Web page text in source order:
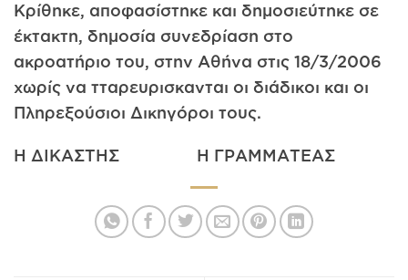
Κρίθηκε, αποφασίστηκε και δημοσιεύτηκε σε
έκτακτη, δημοσία συνεδρίαση στο
ακροατήριο του, στην Αθήνα στις 18/3/2006
χωρίς να τταρευρισκανται οι διάδικοι και οι
Πληρεξούσιοι Δικηγόροι τους.
Η ΔΙΚΑΣΤΗΣ Η ΓΡΑΜΜΑΤΕΑΣ